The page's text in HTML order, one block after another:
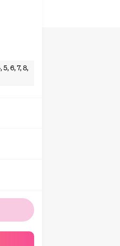
5, 6, 7, 8,